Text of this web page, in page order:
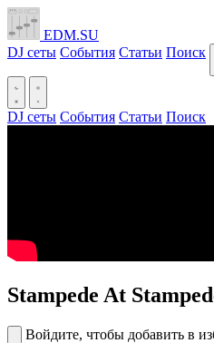
EDM.SU
DJ сеты События Статьи Поиск
DJ сеты События Статьи Поиск
Stampede At
Войдите, чтобы добавить в